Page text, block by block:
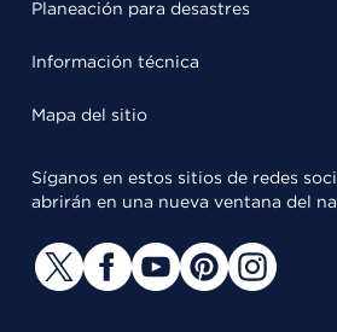
Planeación para desastres
Información técnica
Mapa del sitio
Síganos en estos sitios de redes
abrirán en una nueva ventana del